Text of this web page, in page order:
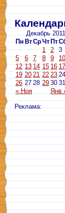
Декабрь 2011
ПнВтСрЧтПт
« Ноя Янв
1 2 3
5
6 7 8 9 10
12 13 14 15 16 17
19 20 21 22 23 24
26 27 28 29 30 31
Реклама: